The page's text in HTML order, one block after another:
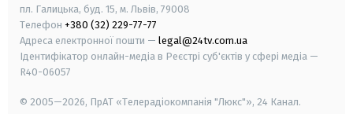
пл. Галицька, буд. 15, м. Львів, 79008
Телефон +380 (32) 229-77-77
Адреса електронної пошти — legal@24tv.com.ua
Ідентифікатор онлайн-медіа в Реєстрі суб'єктів у сфері медіа —
R40-06057
© 2005—2026, ПрАТ «Телерадіокомпанія "Люкс"», 24 Канал.